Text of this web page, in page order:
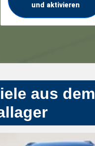
und aktivieren
aus dem